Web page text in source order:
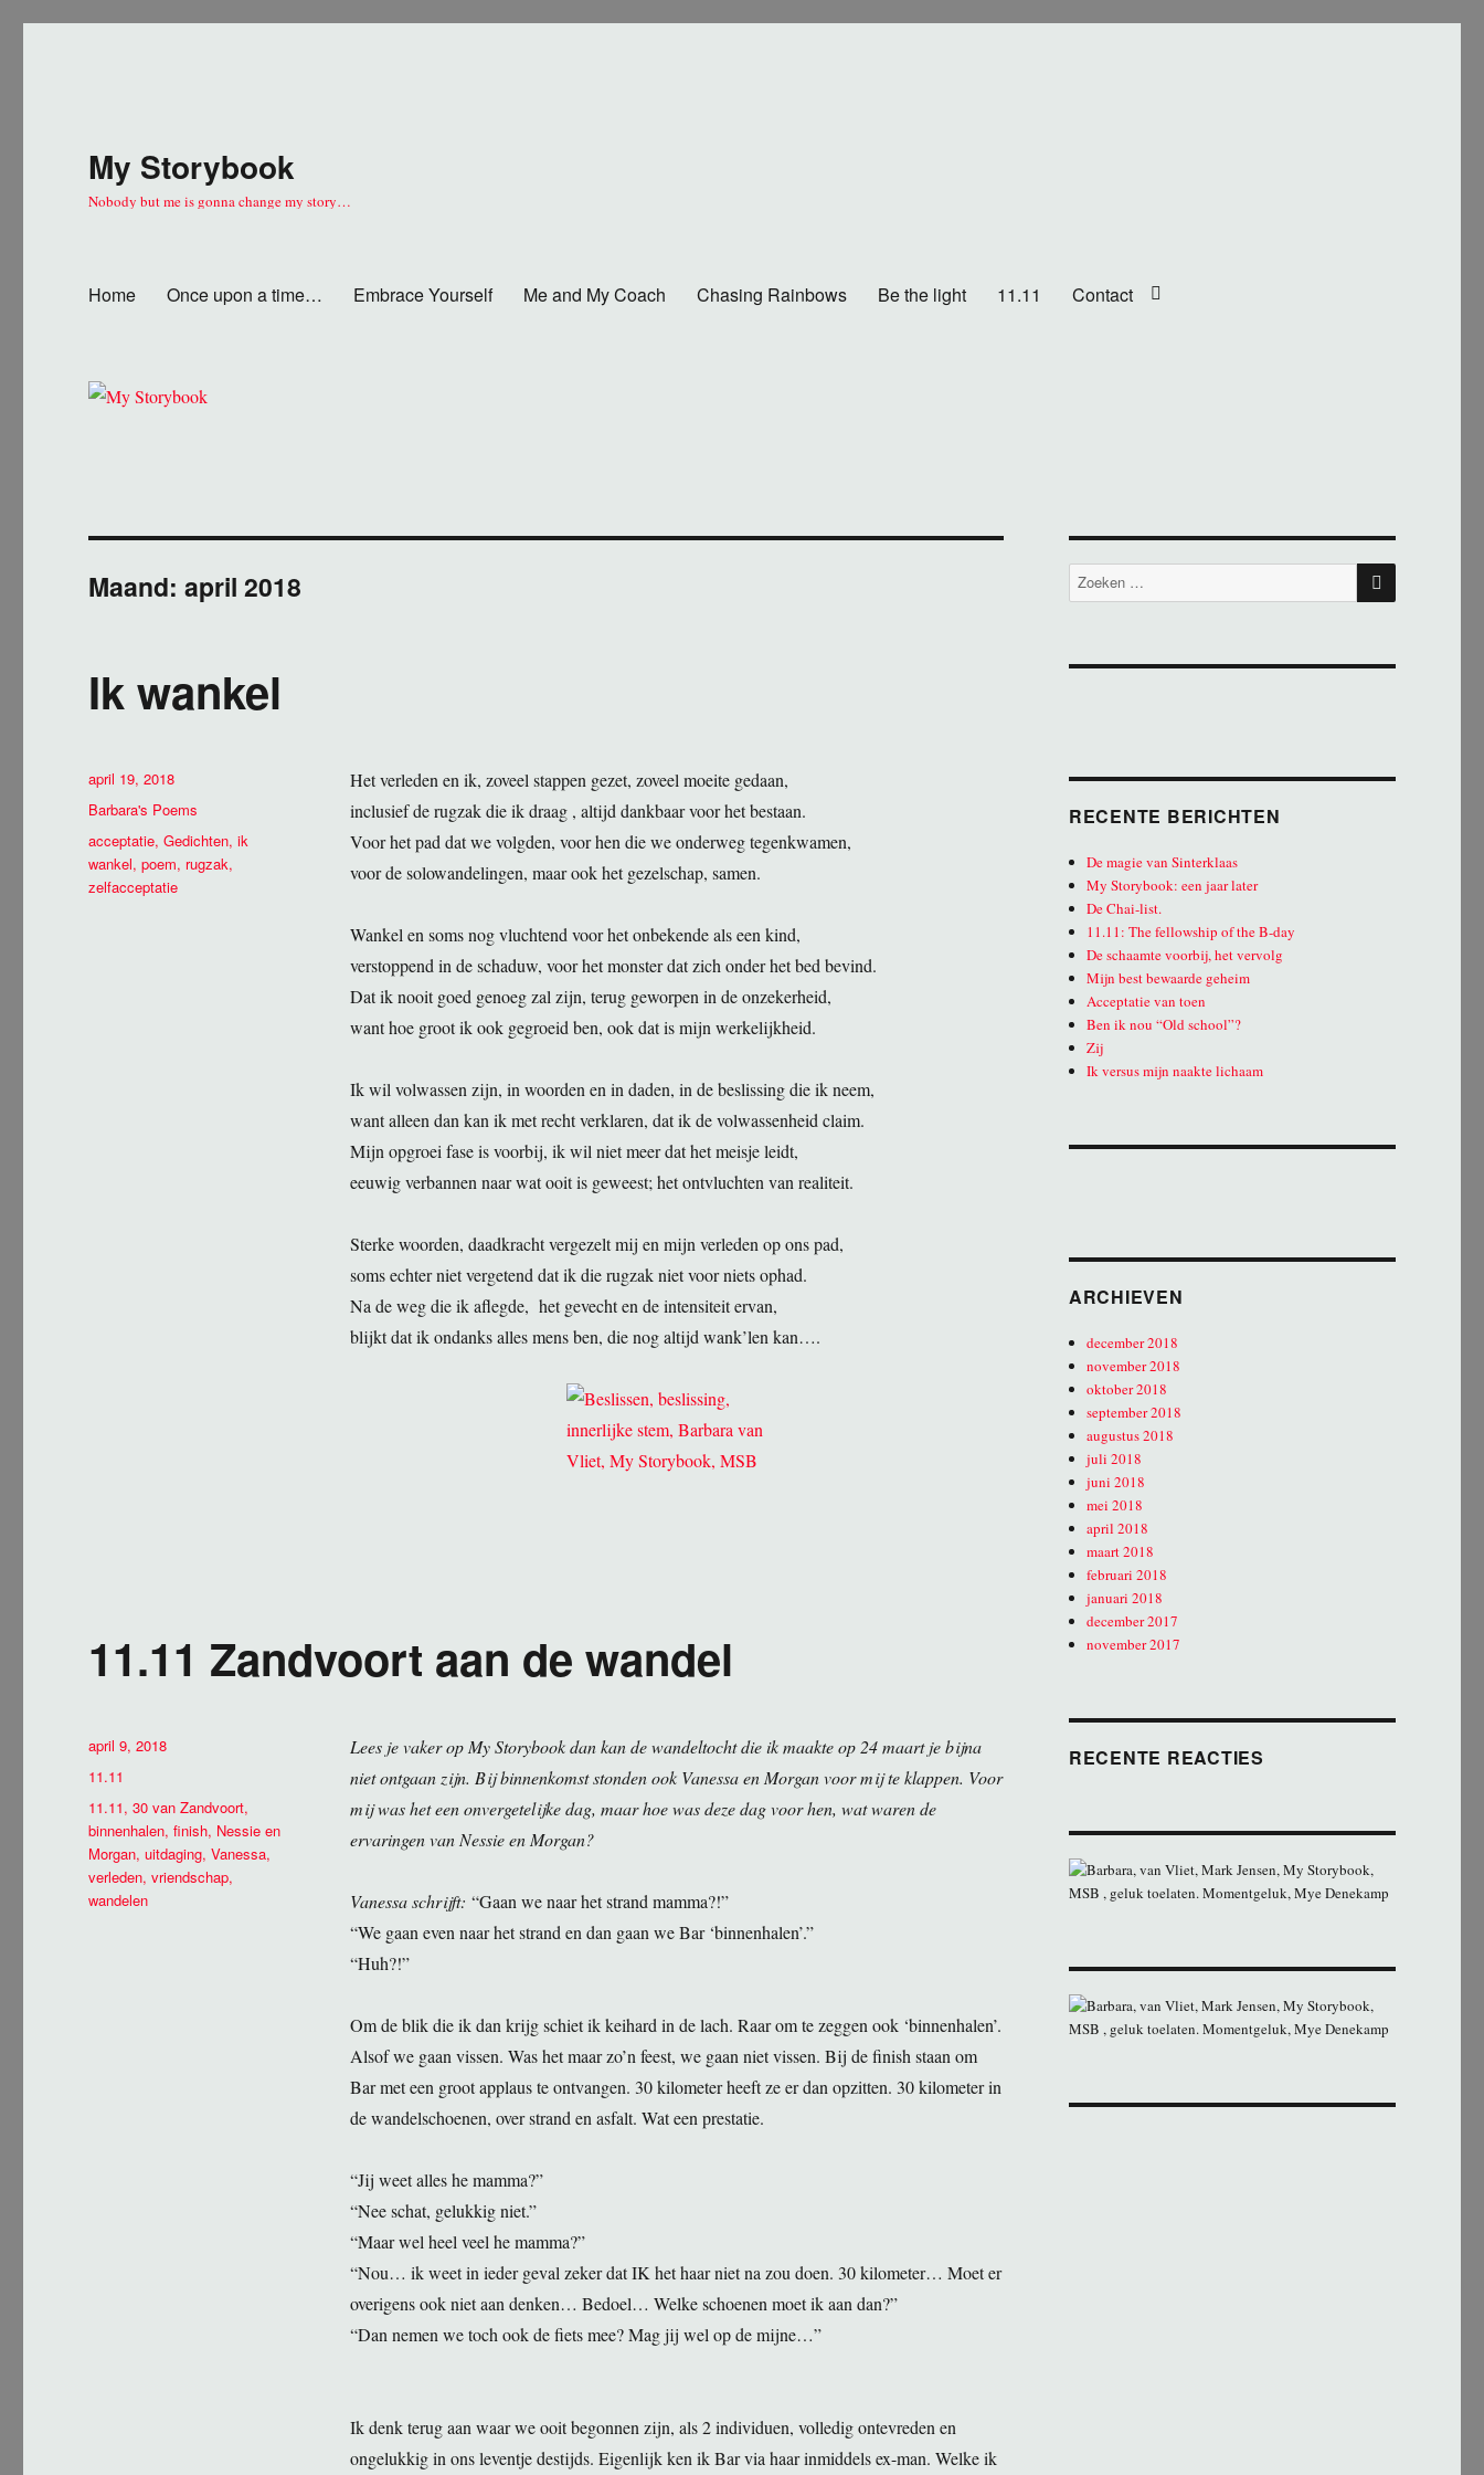
My Storybook
Nobody but me is gonna change my story…
Home Once upon a time… Embrace Yourself Me and My Coach Chasing Rainbows Be the light 11.11 Contact
Maand:april 2018
Ik wankel
Het verleden en ik, zoveel stappen gezet, zoveel moeite gedaan,
inclusief de rugzak die ik draag , altijd dankbaar voor het bestaan.
Voor het pad dat we volgden, voor hen die we onderweg tegenkwamen,
voor de solowandelingen, maar ook het gezelschap, samen.
Wankel en soms nog vluchtend voor het onbekende als een kind,
verstoppend in de schaduw, voor het monster dat zich onder het bed bevind.
Dat ik nooit goed genoeg zal zijn, terug geworpen in de onzekerheid,
want hoe groot ik ook gegroeid ben, ook dat is mijn werkelijkheid.
Ik wil volwassen zijn, in woorden en in daden, in de beslissing die ik neem,
want alleen dan kan ik met recht verklaren, dat ik de volwassenheid claim.
Mijn opgroei fase is voorbij, ik wil niet meer dat het meisje leidt,
eeuwig verbannen naar wat ooit is geweest; het ontvluchten van realiteit.
Sterke woorden, daadkracht vergezelt mij en mijn verleden op ons pad,
soms echter niet vergetend dat ik die rugzak niet voor niets ophad.
Na de weg die ik aflegde, het gevecht en de intensiteit ervan,
blijkt dat ik ondanks alles mens ben, die nog altijd wank’len kan….
Geplaatst
op
april 19, 2018
Categorieën
Barbara's Poems
Tags
acceptatie,Gedichten,ik
wankel,poem, rugzak,
zelfacceptatie
11.11 Zandvoort aan de wandel
Lees je vaker op My Storybook dan kan de wandeltocht die ik maakte op 24 maart je bijna
niet ontgaan zijn. Bij binnenkomst stonden ook Vanessa en Morgan voor mij te klappen. Voor
mij was het een onvergetelijke dag, maar hoe was deze dag voor hen, wat waren de
ervaringen van Nessie en Morgan?
Vanessa schrijft: “Gaan we naar het strand mamma?!”
“We gaan even naar het strand en dan gaan we Bar ‘binnenhalen’.”
“Huh?!”
Om de blik die ik dan krijg schiet ik keihard in de lach. Raar om te zeggen ook ‘binnenhalen’.
Alsof we gaan vissen. Was het maar zo’n feest, we gaan niet vissen. Bij de finish staan om
Bar met een groot applaus te ontvangen. 30 kilometer heeft ze er dan opzitten. 30 kilometer in
de wandelschoenen, over strand en asfalt. Wat een prestatie.
“Jij weet alles he mamma?”
“Nee schat, gelukkig niet.”
“Maar wel heel veel he mamma?”
“Nou… ik weet in ieder geval zeker dat IK het haar niet na zou doen. 30 kilometer… Moet er
overigens ook niet aan denken… Bedoel… Welke schoenen moet ik aan dan?”
“Dan nemen we toch ook de fiets mee? Mag jij wel op de mijne…”
Ik denk terug aan waar we ooit begonnen zijn, als 2 individuen, volledig ontevreden en
ongelukkig in ons leventje destijds. Eigenlijk ken ik Bar via haar inmiddels ex-man. Welke ik
Geplaatst
op
april 9, 2018
Categorieën
11.11
Tags
11.11,30 van Zandvoort,
binnenhalen,finish, Nessie en
Morgan,uitdaging,Vanessa,
verleden,vriendschap,
wandelen
Zoeken
naar:
ZOEKEN
RECENTE BERICHTEN
De magie van Sinterklaas
My Storybook: een jaar later
De Chai-list.
11.11: The fellowship of the B-day
De schaamte voorbij, het vervolg
Mijn best bewaarde geheim
Acceptatie van toen
Ben ik nou “Old school”?
Zij
Ik versus mijn naakte lichaam
ARCHIEVEN
december 2018
november 2018
oktober 2018
september 2018
augustus 2018
juli 2018
juni 2018
mei 2018
april 2018
maart 2018
februari 2018
januari 2018
december 2017
november 2017
RECENTE REACTIES